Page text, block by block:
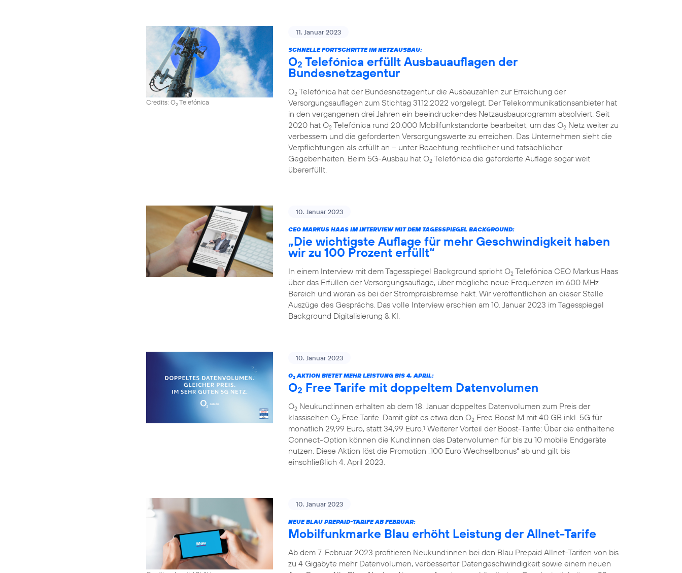
Credits: O2Telefónica
11. Januar 2023
SCHNELLE FORTSCHRITTE IM NETZAUSBAU:
O2 Telefónica erfüllt Ausbauauflagen der
Bundesnetzagentur
O2 Telefónica hat der Bundesnetzagentur die Ausbauzahlen zur Erreichung der
Versorgungsauflagen zum Stichtag 31.12.2022 vorgelegt. Der Telekommunikationsanbieter hat
in den vergangenen drei Jahren ein beeindruckendes Netzausbauprogramm absolviert: Seit
2020 hat O2 Telefónica rund 20.000 Mobilfunkstandorte bearbeitet, um das O2 Netz weiter zu
verbessern und die geforderten Versorgungswerte zu erreichen. Das Unternehmen sieht die
Verpflichtungen als erfüllt an – unter Beachtung rechtlicher und tatsächlicher
Gegebenheiten. Beim 5G-Ausbau hat O2 Telefónica die geforderte Auflage sogar weit
übererfüllt.
10. Januar 2023
CEO MARKUS HAAS IM INTERVIEW MIT DEM TAGESSPIEGEL BACKGROUND:
„Die wichtigste Auflage für mehr Geschwindigkeit haben
wir zu 100 Prozent erfüllt“
In einem Interview mit dem Tagesspiegel Background spricht O2 Telefónica CEO Markus Haas
über das Erfüllen der Versorgungsauflage, über mögliche neue Frequenzen im 600 MHz
Bereich und woran es bei der Strompreisbremse hakt. Wir veröffentlichen an dieser Stelle
Auszüge des Gesprächs. Das volle Interview erschien am 10. Januar 2023 im Tagesspiegel
Background Digitalisierung & KI.
10. Januar 2023
O2 AKTION BIETET MEHR LEISTUNG BIS 4. APRIL:
O2 Free Tarife mit doppeltem Datenvolumen
O2 Neukund:innen erhalten ab dem 18. Januar doppeltes Datenvolumen zum Preis der
klassischen O2 Free Tarife. Damit gibt es etwa den O2 Free Boost M mit 40 GB inkl. 5G für
monatlich 29,99 Euro, statt 34,99 Euro.1 Weiterer Vorteil der Boost-Tarife: Über die enthaltene
Connect-Option können die Kund:innen das Datenvolumen für bis zu 10 mobile Endgeräte
nutzen. Diese Aktion löst die Promotion „100 Euro Wechselbonus“ ab und gilt bis
einschließlich 4. April 2023.
10. Januar 2023
NEUE BLAU PREPAID-TARIFE AB FEBRUAR:
Mobilfunkmarke Blau erhöht Leistung der Allnet-Tarife
Ab dem 7. Februar 2023 profitieren Neukund:innen bei den Blau Prepaid Allnet-Tarifen von bis
zu 4 Gigabyte mehr Datenvolumen, verbesserter Datengeschwindigkeit sowie einem neuen